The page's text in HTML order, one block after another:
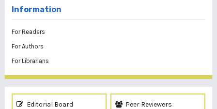
Information
For Readers
For Authors
For Librarians
Editorial Board Peer Reviewers